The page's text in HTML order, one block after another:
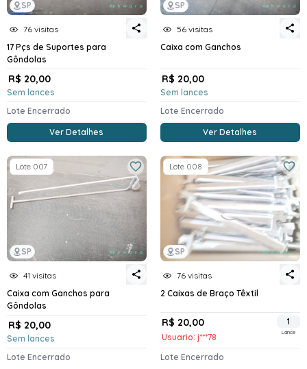
SP
76 visitas
17 Pçs de Suportes para
Gôndolas
R$ 20,00
Sem lances
Lote Encerrado
Ver Detalhes
SP
56 visitas
Caixa com Ganchos
R$ 20,00
Sem lances
Lote Encerrado
Ver Detalhes
SP
Lote 007
41 visitas
Caixa com Ganchos para
Gôndolas
R$ 20,00
Sem lances
Lote Encerrado
SP
Lote 008
76 visitas
2 Caixas de Braço Têxtil
R$ 20,00
Usuario: j***78
1
Lance
Lote Encerrado